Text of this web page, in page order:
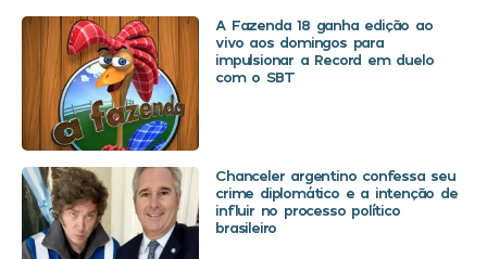
A Fazenda 18 ganha edição ao
vivo aos domingos para
impulsionar a Record em duelo
com o SBT
Chanceler argentino confessa seu
crime diplomático e a intenção de
influir no processo político
brasileiro